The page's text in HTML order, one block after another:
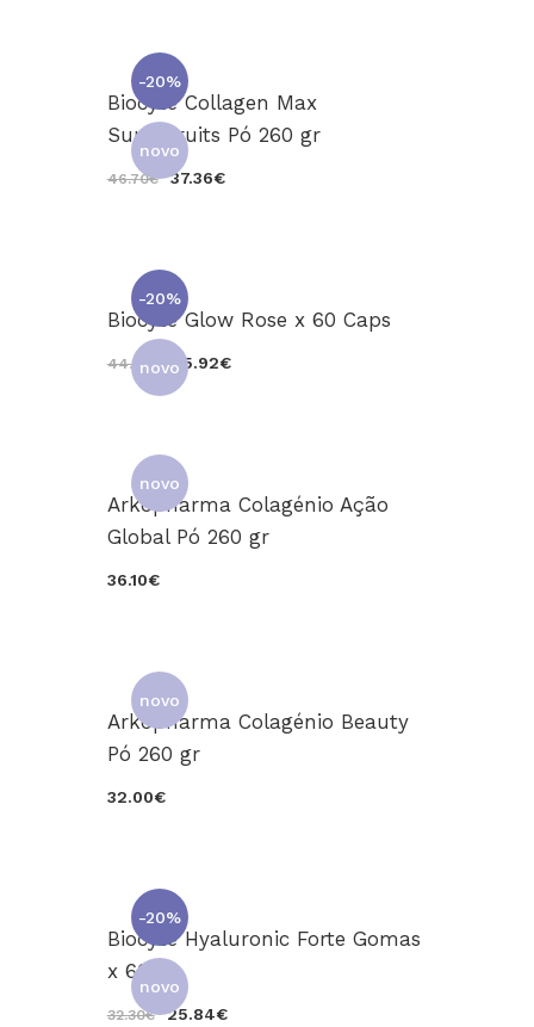
-20%
novo
Biocyte Collagen Max
SuperFruits Pó 260 gr
46.70€ 37.36€
-20%
novo
Biocyte Glow Rose x 60 Caps
44.90€ 35.92€
novo
Arkopharma Colagénio Ação
Global Pó 260 gr
36.10€
novo
Arkopharma Colagénio Beauty
Pó 260 gr
32.00€
-20%
novo
Biocyte Hyaluronic Forte Gomas
x 60
32.30€ 25.84€